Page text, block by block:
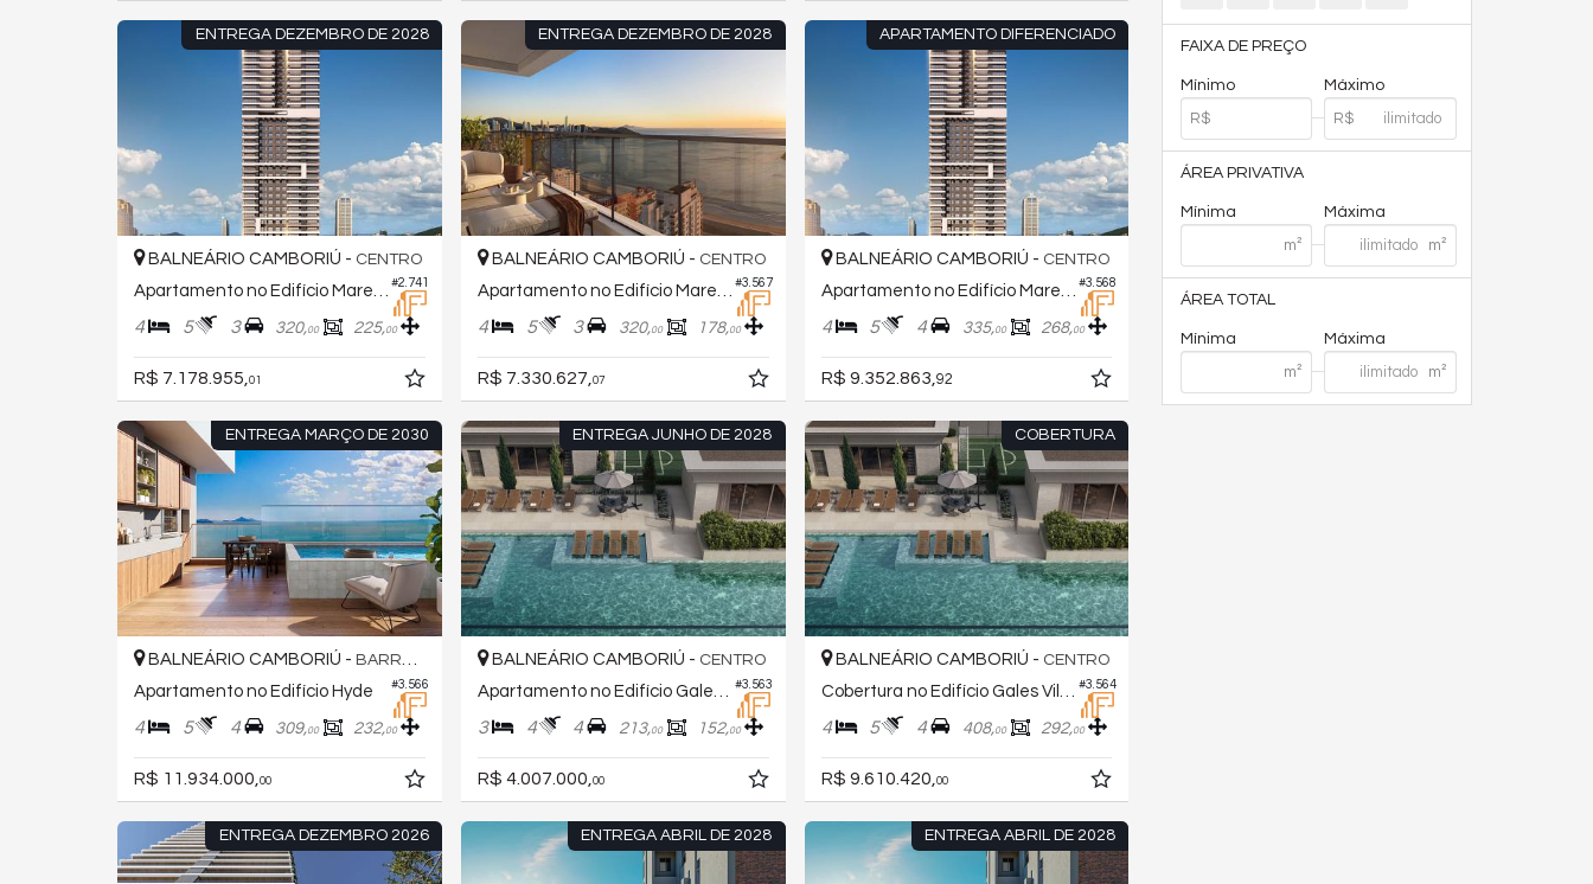
FAIXA DE PREÇO
Mínimo Máximo
ÁREA PRIVATIVA
Mínima Máxima
ÁREA TOTAL
Mínima Máxima
ENTREGA DEZEMBRO DE 2028
#2.741
BALNEÁRIO CAMBORIÚ - CENTRO
4 5 3 320,00 225,00
R$ 7.178.955, 01
ENTREGA DEZEMBRO DE 2028
#3.567
BALNEÁRIO CAMBORIÚ - CENTRO
4 5 3 320,00 178,00
R$ 7.330.627, 07
APARTAMENTO DIFERENCIADO
#3.568
BALNEÁRIO CAMBORIÚ - CENTRO
4 5 4 335,00 268,00
R$ 9.352.863, 92
ENTREGA MARÇO DE 2030
#3.566
BALNEÁRIO CAMBORIÚ - BARRA SUL
Apartamento no Edifício Hyde
4 5 4 309,00 232,00
R$ 11.934.000, 00
ENTREGA JUNHO DE 2028
#3.563
BALNEÁRIO CAMBORIÚ - CENTRO
3 4 4 213,00 152,00
R$ 4.007.000, 00
COBERTURA
#3.564
BALNEÁRIO CAMBORIÚ - CENTRO
4 5 4 408,00 292,00
R$ 9.610.420, 00
ENTREGA DEZEMBRO 2026 ENTREGA ABRIL DE 2028 ENTREGA ABRIL DE 2028